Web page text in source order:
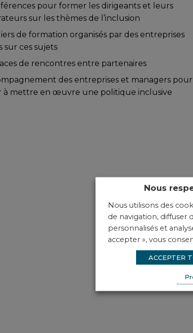
pour former les dirigeants et leurs
sur les thèmes de l’inclusion
de formation organisés par des entreprises
sur ces sujets
de rencontres entre partenaires
des entreprises et managers pour
à mettre en œuvre une politique inclusive
Nous
Nous utilisons des
de navigation, diffuser
personnalisés et
accepter », vous
ACCEPTER